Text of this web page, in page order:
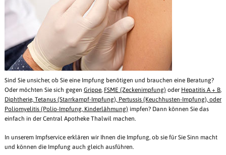
Sind Sie unsicher, ob Sie eine Impfung benötigen und brauchen eine Beratung?
Oder möchten Sie sich gegen Grippe, FSME (Zeckenimpfung) oder Hepatitis A + B,
Diphtherie, Tetanus (Starrkampf-Impfung), Pertussis (Keuchhusten-Impfung), oder
Poliomyelitis (Polio-Impfung, Kinderlähmung) impfen? Dann können Sie das
einfach in der Central Apotheke Thalwil machen.
In unserem Impfservice erklären wir Ihnen die Impfung, ob sie für Sie Sinn macht
und können die Impfung auch gleich ausführen.